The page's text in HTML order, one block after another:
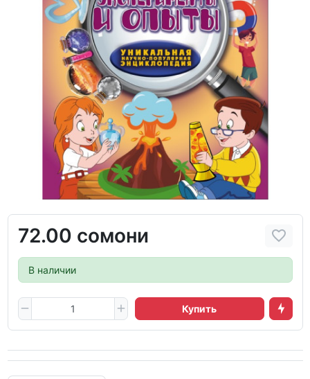
72.00 сомони
В наличии
Купить